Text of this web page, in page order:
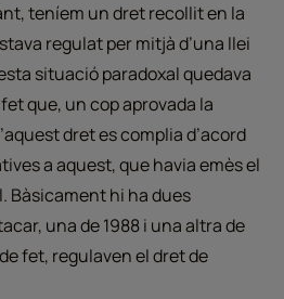
teníem un dret recollit en la
regulat per mitjà d’una llei
situació paradoxal quedava
que, un cop aprovada la
dret es complia d’acord
a aquest, que havia emès el
Bàsicament hi ha dues
una de 1988 i una altra de
fet, regulaven el dret de